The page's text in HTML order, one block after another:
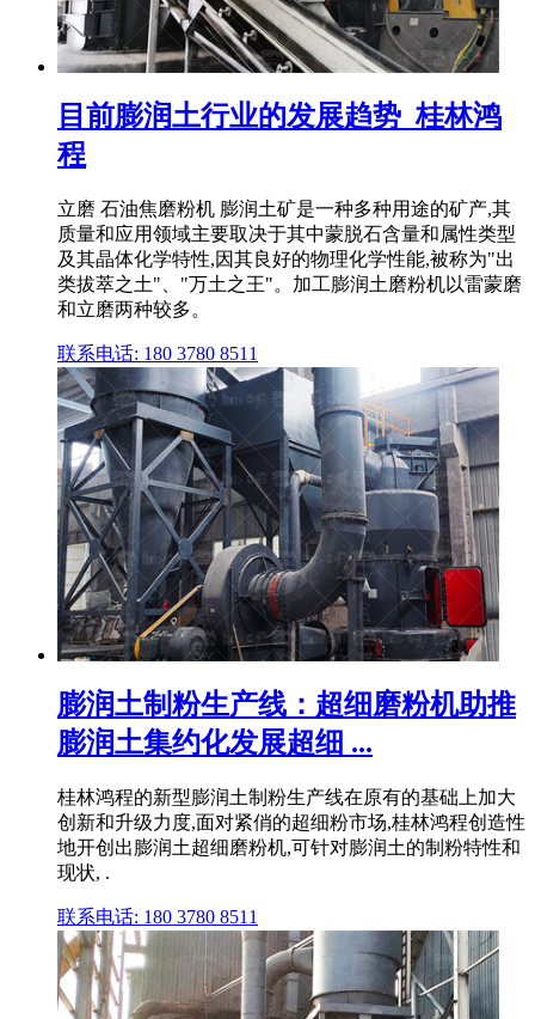
目前膨润土行业的发展趋势_桂林鸿
程
立磨 石油焦磨粉机 膨润土矿是一种多种用途的矿产,其
质量和应用领域主要取决于其中蒙脱石含量和属性类型
及其晶体化学特性,因其良好的物理化学性能,被称为"出
类拔萃之土"、"万土之王"。加工膨润土磨粉机以雷蒙磨
和立磨两种较多。
联系电话: 180 3780 8511
膨润土制粉生产线：超细磨粉机助推
膨润土集约化发展超细 ...
桂林鸿程的新型膨润土制粉生产线在原有的基础上加大
创新和升级力度,面对紧俏的超细粉市场,桂林鸿程创造性
地开创出膨润土超细磨粉机,可针对膨润土的制粉特性和
现状, .
联系电话: 180 3780 8511